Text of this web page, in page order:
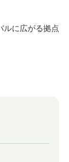
ルに広がる拠点